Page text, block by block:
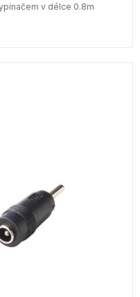
v délce 0.8m